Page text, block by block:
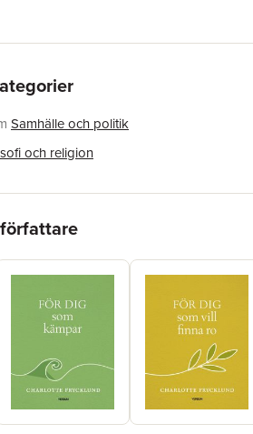
Samhälle och politik
och religion